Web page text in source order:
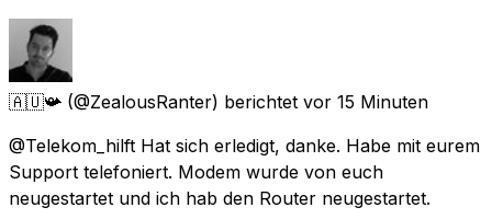
🇦🇺📯 (@ZealousRanter) berichtet vor 15 Minuten
@Telekom_hilft Hat sich erledigt, danke. Habe mit eurem
Support telefoniert. Modem wurde von euch
neugestartet und ich hab den Router neugestartet.